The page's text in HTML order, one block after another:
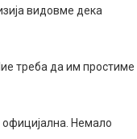
видовме дека
треба да им простиме
Немало